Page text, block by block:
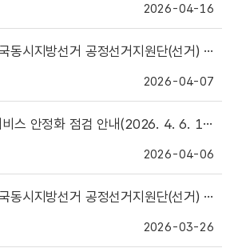
2026-04-16
시지방선거 공정선거지원단(선거) 모집 안내
2026-04-07
안정화 점검 안내(2026. 4. 6. 18:00 ~ 21:00)
2026-04-06
지방선거 공정선거지원단(선거) 최종합격자 명단 등 안내
2026-03-26